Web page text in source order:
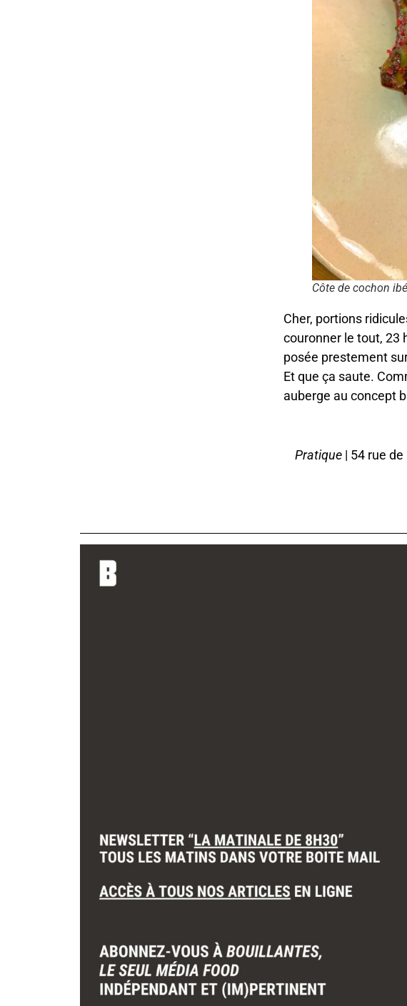
Côte de cochon
Cher, portions
couronner le tout, 23
posée prestement
Et que ça saute.
auberge au concept
Pratique| 54 rue de